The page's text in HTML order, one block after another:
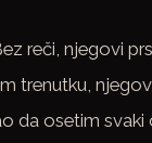
reči, njegovi
trenutku,
da osetim svaki